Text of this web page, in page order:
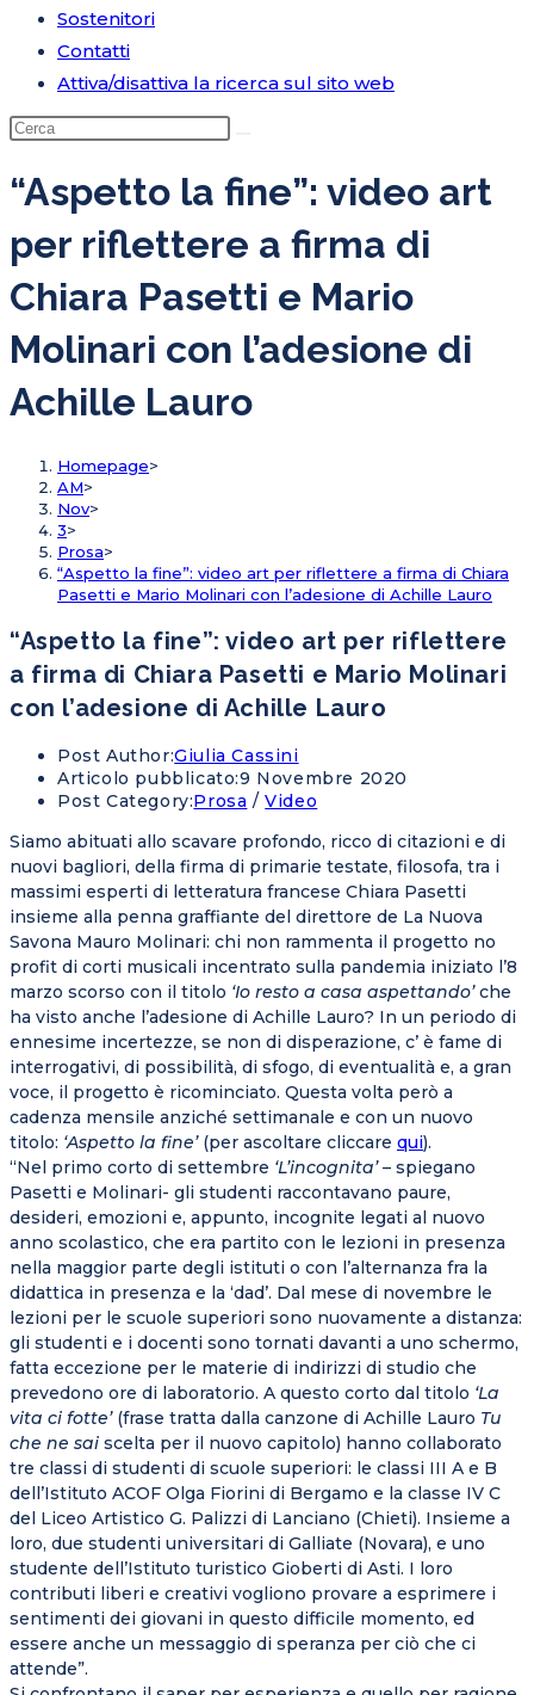
Sostenitori
Contatti
Attiva/disattiva la ricerca sul sito web
“Aspetto la fine”: video art
per riflettere a firma di
Chiara Pasetti e Mario
Molinari con l’adesione di
Achille Lauro
Homepage>
AM>
Nov>
3>
Prosa>
“Aspetto la fine”: video art per riflettere a firma di Chiara
Pasetti e Mario Molinari con l’adesione di Achille Lauro
“Aspetto la fine”: video art per riflettere
a firma di Chiara Pasetti e Mario Molinari
con l’adesione di Achille Lauro
Post Author:Giulia Cassini
Articolo pubblicato:9 Novembre 2020
Post Category:Prosa / Video
Siamo abituati allo scavare profondo, ricco di citazioni e di
nuovi bagliori, della firma di primarie testate, filosofa, tra i
massimi esperti di letteratura francese Chiara Pasetti
insieme alla penna graffiante del direttore de La Nuova
Savona Mauro Molinari: chi non rammenta il progetto no
profit di corti musicali incentrato sulla pandemia iniziato l’8
marzo scorso con il titolo ‘Io resto a casa aspettando’che
ha visto anche l’adesione di Achille Lauro? In un periodo di
ennesime incertezze, se non di disperazione, c’ è fame di
interrogativi, di possibilità, di sfogo, di eventualità e, a gran
voce, il progetto è ricominciato. Questa volta però a
cadenza mensile anziché settimanale e con un nuovo
titolo: ‘Aspetto la fine’(per ascoltare cliccare qui).
“Nel primo corto di settembre ‘L’incognita’– spiegano
Pasetti e Molinari- gli studenti raccontavano paure,
desideri, emozioni e, appunto, incognite legati al nuovo
anno scolastico, che era partito con le lezioni in presenza
nella maggior parte degli istituti o con l’alternanza fra la
didattica in presenza e la ‘dad’. Dal mese di novembre le
lezioni per le scuole superiori sono nuovamente a distanza:
gli studenti e i docenti sono tornati davanti a uno schermo,
fatta eccezione per le materie di indirizzi di studio che
prevedono ore di laboratorio. A questo corto dal titolo ‘La
vita ci fotte’(frase tratta dalla canzone di Achille Lauro Tu
che ne sai scelta per il nuovo capitolo) hanno collaborato
tre classi di studenti di scuole superiori: le classi III A e B
dell’Istituto ACOF Olga Fiorini di Bergamo e la classe IV C
del Liceo Artistico G. Palizzi di Lanciano (Chieti). Insieme a
loro, due studenti universitari di Galliate (Novara), e uno
studente dell’Istituto turistico Gioberti di Asti. I loro
contributi liberi e creativi vogliono provare a esprimere i
sentimenti dei giovani in questo difficile momento, ed
essere anche un messaggio di speranza per ciò che ci
attende”.